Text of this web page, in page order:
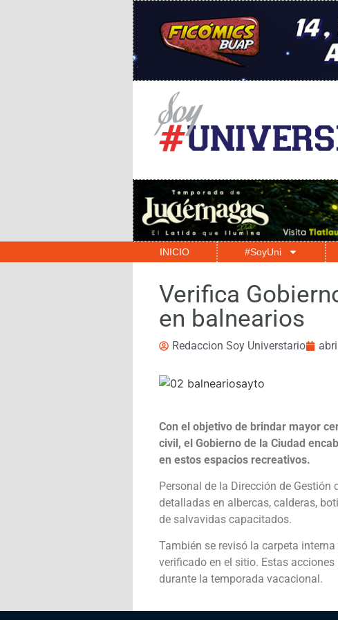
INICIO #SoyUni
Verifica
en balnearios
Redaccion Soy Universtario
Con el objetivo de brindar mayor
civil, el Gobierno de la Ciudad
en estos espacios recreativos.
Personal de la Dirección de
detalladas en albercas, calderas,
de salvavidas capacitados.
También se revisó la carpeta
verificado en el sitio. Estas
durante la temporada vacacional.